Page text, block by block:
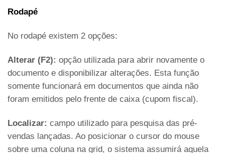
Rodapé
No rodapé existem 2 opções:
Alterar (F2): opção utilizada para abrir novamente o
documento e disponibilizar alterações. Esta função
somente funcionará em documentos que ainda não
foram emitidos pelo frente de caixa (cupom fiscal).
Localizar: campo utilizado para pesquisa das pré-
vendas lançadas. Ao posicionar o cursor do mouse
sobre uma coluna na grid, o sistema assumirá aquela